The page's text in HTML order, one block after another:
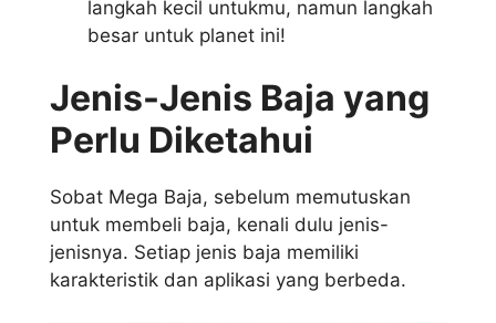
langkah kecil untukmu, namun langkah
besar untuk planet ini!
Jenis-Jenis Baja yang
Perlu Diketahui
Sobat Mega Baja, sebelum memutuskan
untuk membeli baja, kenali dulu jenis-
jenisnya. Setiap jenis baja memiliki
karakteristik dan aplikasi yang berbeda.